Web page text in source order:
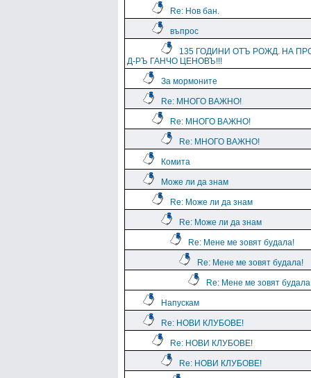
Re: Нов бан.
въпрос
135 ГОДИНИ ОТЪ РОЖД. НА
Д-РЪ ГАНЧО ЦЕНОВЪ!!!
За мормоните
Re: МНОГО ВАЖНО!
Re: МНОГО ВАЖНО!
Re: МНОГО ВАЖНО!
Комита
Може ли да знам
Re: Може ли да знам
Re: Може ли да знам
Re: Мене ме зовят будала!
Re: Мене ме зовят будала!
Re: Мене ме зовят
Напускам
Re: НОВИ КЛУБОВЕ!
Re: НОВИ КЛУБОВЕ!
Re: НОВИ КЛУБОВЕ!